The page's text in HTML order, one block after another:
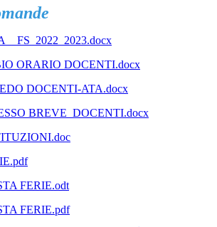
ORARIO DOCENTI.docx
DOCENTI-ATA.docx
BREVE_DOCENTI.docx
FERIE.odt
FERIE.pdf